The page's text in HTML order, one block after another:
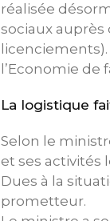
réalisée
sociaux auprès
l’Economie
La logistique
Selon le
et ses activités
Dues à la
prometteur.